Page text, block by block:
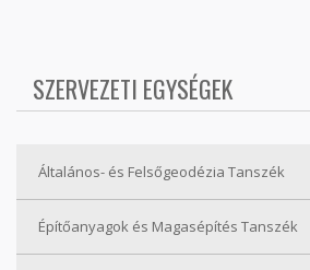
SZERVEZETI EGYSÉGEK
Általános- és Felsőgeodézia Tanszék
Építőanyagok és Magasépítés Tanszék